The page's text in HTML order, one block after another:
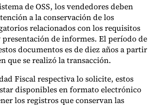
de OSS, los vendedores deben
a la conservación de los
relacionados con los requisitos
de informes. El período de
documentos es de diez años a partir
que se realizó la transacción.
Fiscal respectiva lo solicite, estos
disponibles en formato electrónico
los registros que conservan las